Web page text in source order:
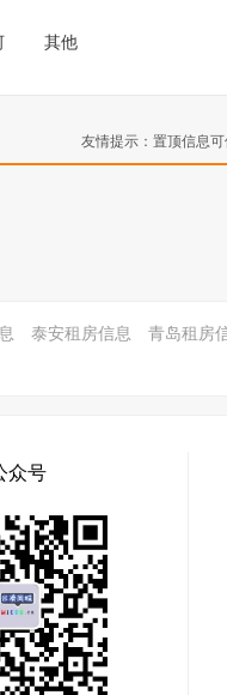
其他
友情提示：置顶信息可
泰安租房信息 青岛租房
众号